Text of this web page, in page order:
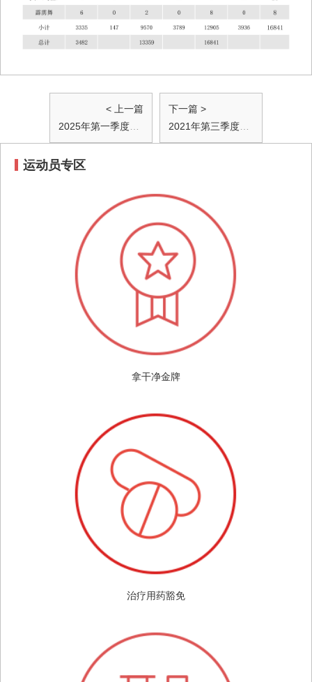
< 上一篇
下一篇 >
运动员专区
拿干净金牌
治疗用药豁免